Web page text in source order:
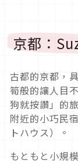
京都：
古都的京都，
筍般的讓人目
狗就按讚」的
附近的小巧民
トハウス）。
もともと小規